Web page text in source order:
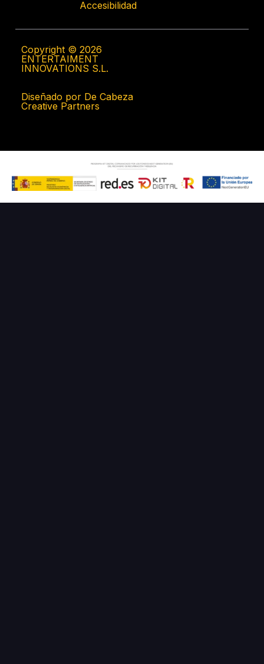
Accesibilidad
Copyright © 2026
ENTERTAIMENT
INNOVATIONS S.L.
Diseñado por De Cabeza
Creative Partners